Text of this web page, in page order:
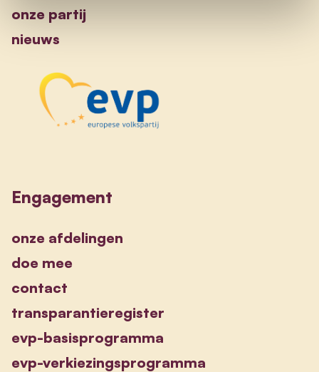
onze partij
nieuws
Engagement
onze afdelingen
doe mee
contact
transparantieregister
evp-basisprogramma
evp-verkiezingsprogramma